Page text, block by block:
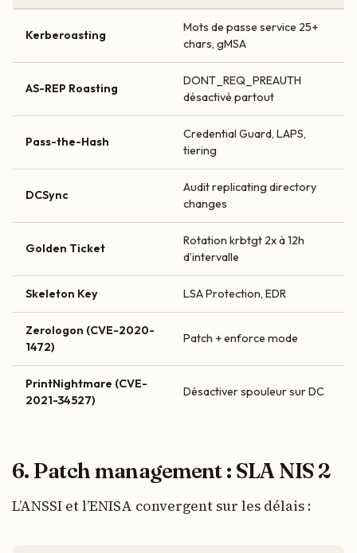
Kerberoasting
Mots de passe service 25+
chars, gMSA
AS-REP Roasting
DONT_REQ_PREAUTH
désactivé partout
Pass-the-Hash
Credential Guard, LAPS,
tiering
DCSync
Audit replicating directory
changes
Golden Ticket
Rotation krbtgt 2x à 12h
d’intervalle
Skeleton Key LSA Protection, EDR
Zerologon (CVE-2020-
1472)
Patch + enforce mode
PrintNightmare (CVE-
2021-34527)
Désactiver spouleur sur DC
6. Patch management : SLA NIS 2
L’ANSSI et l’ENISA convergent sur les délais :